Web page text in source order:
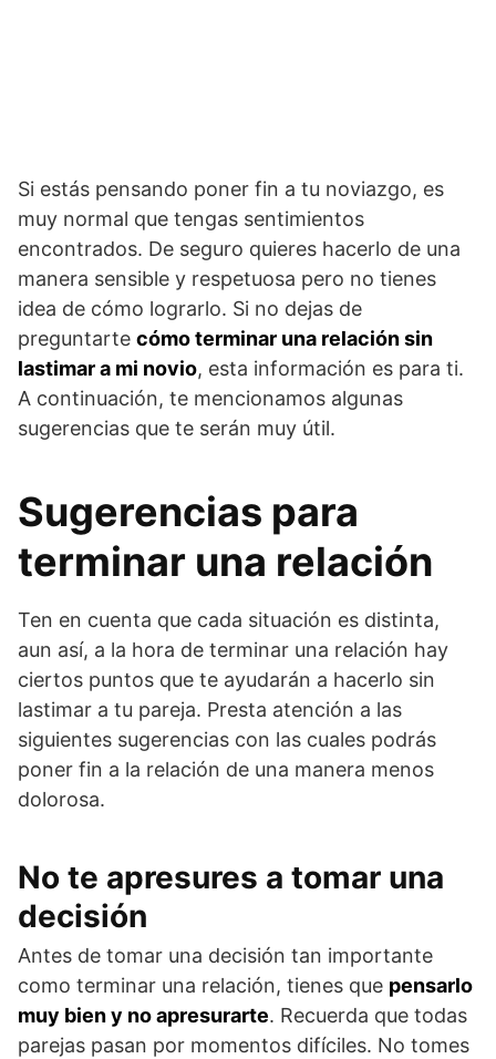
Si estás pensando poner fin a tu noviazgo, es
muy normal que tengas sentimientos
encontrados. De seguro quieres hacerlo de una
manera sensible y respetuosa pero no tienes
idea de cómo lograrlo. Si no dejas de
preguntarte cómo terminar una relación sin
lastimar a mi novio, esta información es para ti.
A continuación, te mencionamos algunas
sugerencias que te serán muy útil.
Sugerencias para
terminar una relación
Ten en cuenta que cada situación es distinta,
aun así, a la hora de terminar una relación hay
ciertos puntos que te ayudarán a hacerlo sin
lastimar a tu pareja. Presta atención a las
siguientes sugerencias con las cuales podrás
poner fin a la relación de una manera menos
dolorosa.
No te apresures a tomar una
decisión
Antes de tomar una decisión tan importante
como terminar una relación, tienes que pensarlo
muy bien y no apresurarte. Recuerda que todas
parejas pasan por momentos difíciles. No tomes